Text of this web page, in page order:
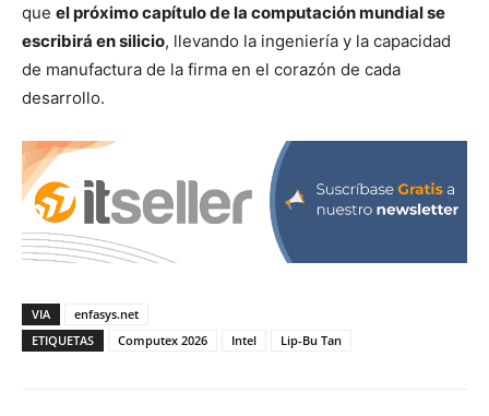
que el próximo capítulo de la computación mundial se
escribirá en silicio, llevando la ingeniería y la capacidad
de manufactura de la firma en el corazón de cada
desarrollo.
VIA
enfasys.net
ETIQUETAS
Computex 2026 Intel Lip-Bu Tan